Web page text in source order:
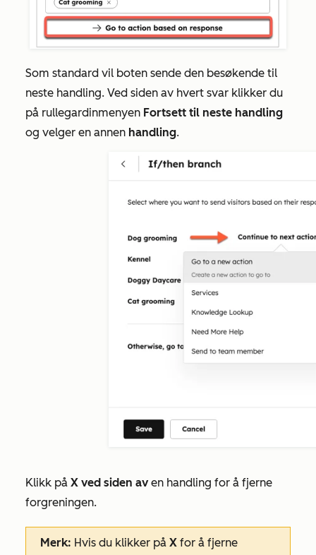
Som standard vil boten sende den besøkende til
neste handling. Ved siden av hvert svar klikker du
på rullegardinmenyen Fortsett til neste handling
og velger en annen handling.
Klikk på X ved siden aven handling for å fjerne
forgreningen.
Merk: Hvis du klikker på X for å fjerne